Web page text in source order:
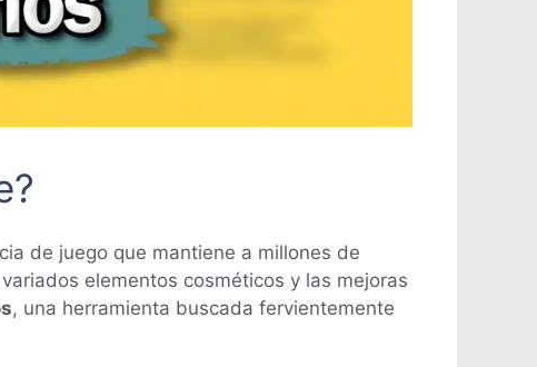
de juego que mantiene a millones de
elementos cosméticos y las mejoras
, una herramienta buscada fervientemente